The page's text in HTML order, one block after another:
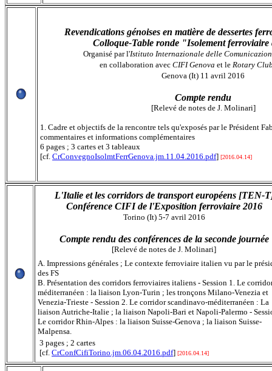
Revendications génoises en matière de dessertes
Colloque-Table ronde "Isolement ferroviaire
Organisé par l'Istituto Internazionale delle
en collaboration avec CIFI Genova et le Rotary
Genova (It) 11 avril 2016
Compte rendu
[Relevé de notes de J. Molinari]
1. Cadre et objectifs de la rencontre tels qu'exposés par le Président
commentaires et informations complémentaires
6 pages ; 3 cartes et 3 tableaux
[cf. CrConvegnoIsolmtFerrGenova.jm.11.04.2016.pdf] [2016.04.14]
L'Italie et les corridors de transport européens [TEN-
Conférence CIFI de l'Exposition ferroviaire 2016
Torino (It) 5-7 avril 2016
Compte rendu des conférences de la seconde journée
[Relevé de notes de J. Molinari]
A. Impressions générales ; Le contexte ferroviaire italien vu par le
des FS
B. Présentation des corridors ferroviaires italiens - Session 1. Le
méditerranéen : la liaison Lyon-Turin ; les tronçons Milano-Venezia et
Venezia-Trieste - Session 2. Le corridor scandinavo-méditerranéen : La
liaison Autriche-Italie ; la liaison Napoli-Bari et Napoli-Palermo -
Le corridor Rhin-Alpes : la liaison Suisse-Genova ; la liaison Suisse-
Malpensa.
3 pages ; 2 cartes
[cf. CrConfCifiTorino.jm.06.04.2016.pdf] [2016.04.14]